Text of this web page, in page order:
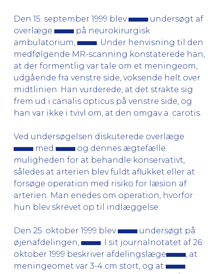
Den 15. september 1999 blev
undersøgt af
overlæge
på neurokirurgisk
ambulatorium,
. Under henvisning til den
medfølgende MR-scanning konstaterede han,
at der formentlig var tale om et meningeom,
udgående fra venstre side, voksende helt over
midtlinien. Han vurderede, at det strakte sig
frem ud i canalis opticus på venstre side, og
han var ikke i tvivl om, at den omgav a. carotis.
Ved undersøgelsen diskuterede overlæge
med
og dennes ægtefælle
muligheden for at behandle konservativt,
således at arterien blev fuldt aflukket eller at
forsøge operation med risiko for læsion af
arterien. Man enedes om operation, hvorfor
hun blev skrevet op til indlæggelse.
Den 25. oktober 1999 blev
undersøgt på
øjenafdelingen,
. I sit journalnotatet af 26.
oktober 1999 beskriver afdelingslæge
, at
meningeomet var 3-4 cm stort, og at